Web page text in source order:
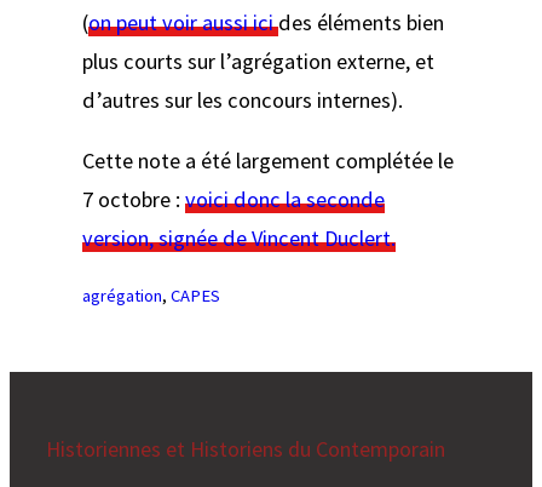
(on peut voir aussi icides éléments bien
plus courts sur l’agrégation externe, et
d’autres sur les concours internes).
Cette note a été largement complétée le
7 octobre : voici donc la seconde
version, signée de Vincent Duclert.
agrégation, CAPES
Historiennes et Historiens du Contemporain